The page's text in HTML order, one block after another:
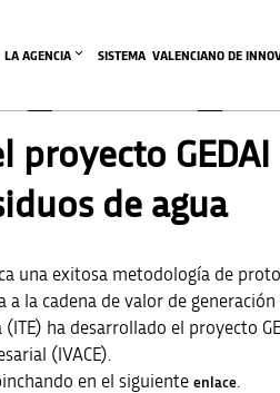
LA AGENCIA SISTEMA  VALENCIANO DE
proyecto
de agua
una exitosa metodología de
la cadena de valor de
ha desarrollado el proyecto
(IVACE).
en el siguiente enlace